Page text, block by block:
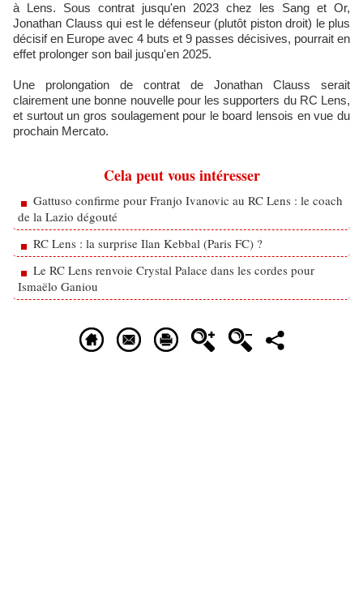
à Lens. Sous contrat jusqu'en 2023 chez les Sang et Or,
Jonathan Clauss qui est le défenseur (plutôt piston droit) le plus
décisif en Europe avec 4 buts et 9 passes décisives, pourrait en
effet prolonger son bail jusqu'en 2025.
Une prolongation de contrat de Jonathan Clauss serait
clairement une bonne nouvelle pour les supporters du RC Lens,
et surtout un gros soulagement pour le board lensois en vue du
prochain Mercato.
Cela peut vous intéresser
Gattuso confirme pour Franjo Ivanovic au RC Lens : le coach
de la Lazio dégouté
RC Lens : la surprise Ilan Kebbal (Paris FC) ?
Le RC Lens renvoie Crystal Palace dans les cordes pour
Ismaëlo Ganiou